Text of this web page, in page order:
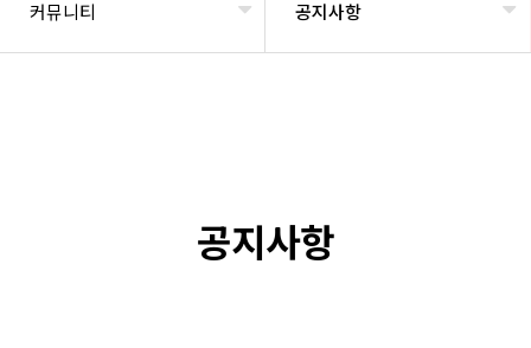
커뮤니티 공지사항
공지사항